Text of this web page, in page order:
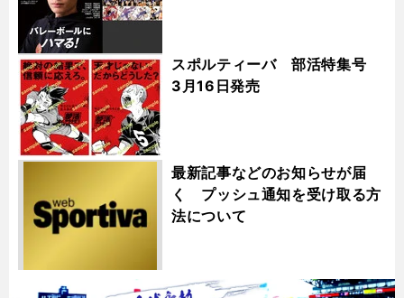
スポルティーバ 部活特集号
3月16日発売
最新記事などのお知らせが届
く プッシュ通知を受け取る方
法について